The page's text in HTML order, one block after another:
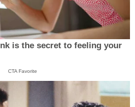
is the secret to feeling your
CTA Favorite